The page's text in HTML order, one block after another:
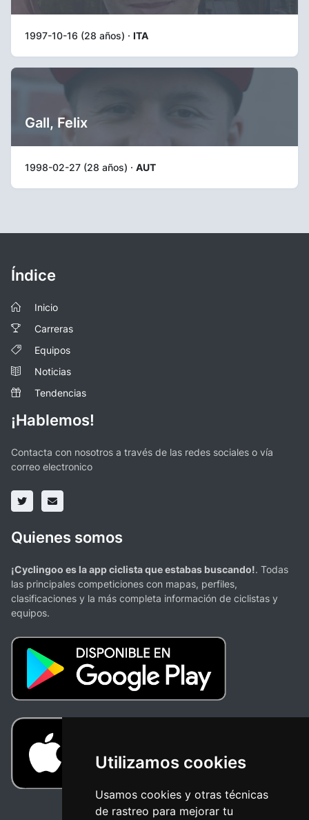
Utilizamos cookies
Usamos cookies y otras técnicas
de rastreo para mejorar tu
1997-10-16 (28 años) · ITA
Gall, Felix
1998-02-27 (28 años) · AUT
Índice
Inicio
Carreras
Equipos
Noticias
Tendencias
¡Hablemos!
Contacta con nosotros a través de las redes sociales o vía
correo electronico
Quienes somos
¡Cyclingoo es la app ciclista que estabas buscando!. Todas
las principales competiciones con mapas, perfiles,
clasificaciones y la más completa información de ciclistas y
equipos.